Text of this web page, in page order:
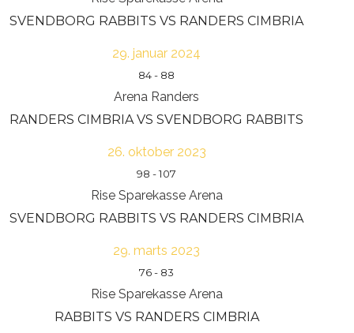
SVENDBORG RABBITS VS RANDERS CIMBRIA
29. januar 2024
84- 88
Arena Randers
RANDERS CIMBRIA VS SVENDBORG RABBITS
26. oktober 2023
98 -107
Rise Sparekasse Arena
SVENDBORG RABBITS VS RANDERS CIMBRIA
29. marts 2023
76- 83
Rise Sparekasse Arena
RABBITS VS RANDERS CIMBRIA